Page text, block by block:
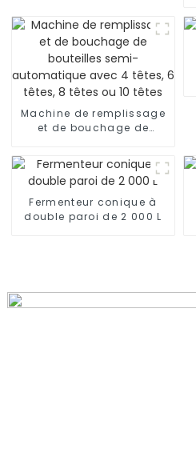
Machine de remplissage
et de bouchage de
automatique avec 4
têtes, 6 têtes, 8 têtes ou
10 têtes
Fermenteur conique à
double paroi de 2 000 L